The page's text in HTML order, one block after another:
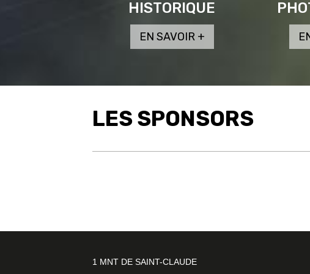
HISTORIQUE
LES SPONSORS
1 MNT DE SAINT-CLAUDE